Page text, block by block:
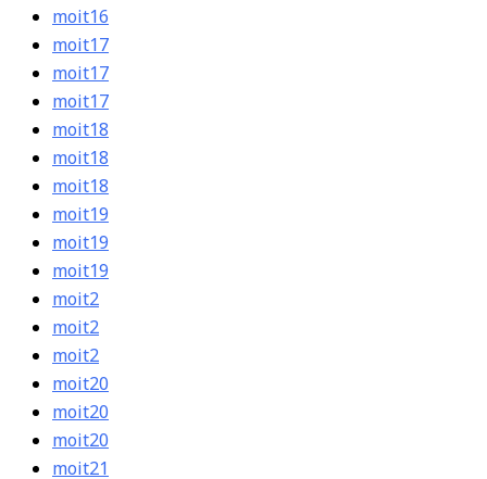
moit16
moit17
moit17
moit17
moit18
moit18
moit18
moit19
moit19
moit19
moit2
moit2
moit2
moit20
moit20
moit20
moit21